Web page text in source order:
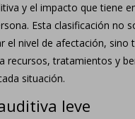
y el impacto que tiene
Esta clasificación no
el nivel de afectación, sino
recursos, tratamientos y
situación.
leve